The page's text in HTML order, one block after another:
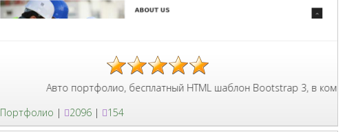
Авто портфолио, бесплатный HTML шаблон Bootstrap 3, в комплекте
Портфолио | 2096 | 154